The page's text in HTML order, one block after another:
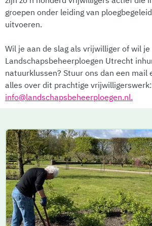
groepen onder leiding van
uitvoeren.
Wil je aan de slag als vrijwilliger of wil je
Landschapsbeheerploegen Utrecht
natuurklussen? Stuur ons dan een mail
alles over dit prachtige vrijwilligerswerk:
info@landschapsbeheerploegen.nl.